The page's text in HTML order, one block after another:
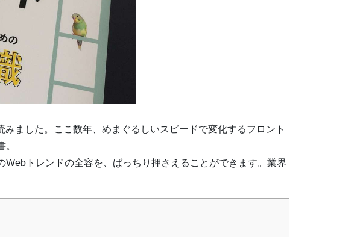
みました。ここ数年、めまぐるしいスピードで変化するフロント
トレンドの全容を、ばっちり押さえることができます。業界